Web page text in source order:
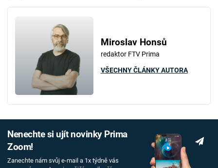
Miroslav Honsů
redaktor FTV Prima
VŠECHNY ČLÁNKY AUTORA
Nenechte si ujít novinky Prima
Zoom!
Zanechte nám svůj e-mail a 1x týdně vás